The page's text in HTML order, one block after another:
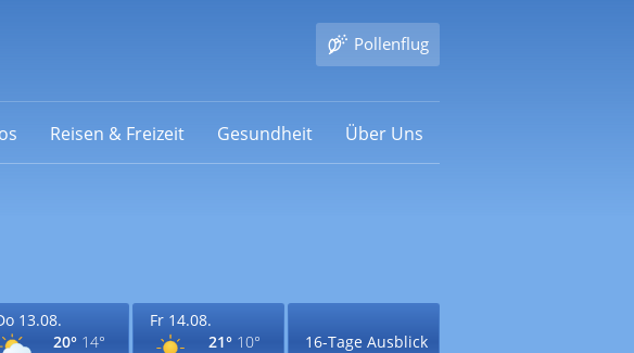
Pollenflug
Reisen & Freizeit Gesundheit Über Uns
13.08.
20° 14°
Fr 14.08.
21° 10° 16-Tage Ausblick